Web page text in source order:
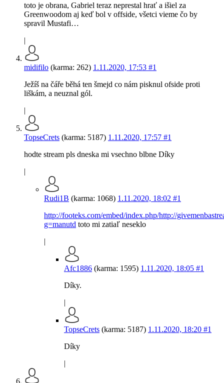
toto je obrana, Gabriel teraz neprestal hrať a išiel za
Greenwoodom aj keď bol v offside, všetci vieme čo by
spravil Mustafi…
|
midifilo (karma: 262) 1.11.2020, 17:53 #1
Ježíš na čáře běhá ten šmejd co nám pisknul ofside proti
liškám, a neuznal gól.
|
TopseCrets (karma: 5187) 1.11.2020, 17:57 #1
hodte stream pls dneska mi vsechno blbne Díky
|
Rudi1B (karma: 1068) 1.11.2020, 18:02 #1
http://footeks.com/embed/index.php/http://
g=manutd toto mi zatiaľ neseklo
|
Afc1886 (karma: 1595) 1.11.2020, 18:05 #1
Díky.
|
TopseCrets (karma: 5187) 1.11.2020, 18:20 #1
Díky
|